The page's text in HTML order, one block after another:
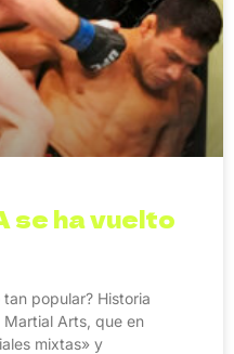
se ha vuelto
popular? Historia
Arts, que en
mixtas» y